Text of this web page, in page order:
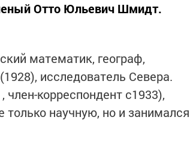
Отто Юльевич Шмидт.
математик, географ,
исследователь Севера.
корреспондент с1933),
только научную, но и занимался